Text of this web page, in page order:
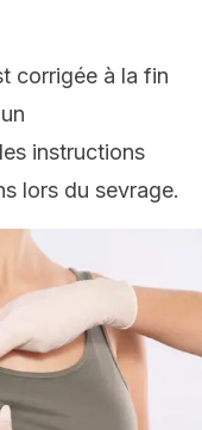
corrigée à la fin
instructions
lors du sevrage.